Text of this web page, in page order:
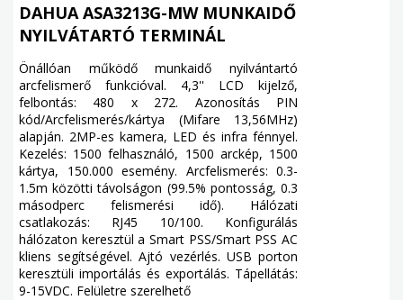
DAHUA ASA3213G-MW MUNKAIDŐ
NYILVÁTARTÓ TERMINÁL
Önállóan működő munkaidő nyilvántartó
arcfelismerő funkcióval. 4,3'' LCD kijelző,
felbontás: 480 x 272. Azonosítás PIN
kód/Arcfelismerés/kártya (Mifare 13,56MHz)
alapján. 2MP-es kamera, LED és infra fénnyel.
Kezelés: 1500 felhasználó, 1500 arckép, 1500
kártya, 150.000 esemény. Arcfelismerés: 0.3-
1.5m közötti távolságon (99.5% pontosság, 0.3
másodperc felismerési idő). Hálózati
csatlakozás: RJ45 10/100. Konfigurálás
hálózaton keresztül a Smart PSS/Smart PSS AC
kliens segítségével. Ajtó vezérlés. USB porton
keresztüli importálás és exportálás. Tápellátás:
9-15VDC. Felületre szerelhető